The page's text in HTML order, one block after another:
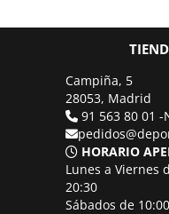
Campiña, 5
28053, Madrid
91 563 80 01 -
HORARIO
Lunes a Viernes
20:30
Sábados de